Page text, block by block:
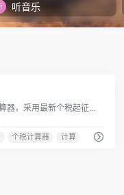
听音乐
最新个人所得税计算器，采用最新个税起征点，个税税率表，提供工资、税后工资、年终奖、劳务报酬等个税累计预扣预缴计算方法，最好用的个税计算器,个税管理专家。
个税计算器 计算